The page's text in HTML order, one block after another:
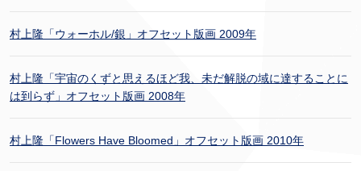
村上隆「ウォーホル/銀」オフセット版画 2009年
村上隆「宇宙のくずと思えるほど我、未だ解脱の域に達することに
は到らず」オフセット版画 2008年
村上隆「Flowers Have Bloomed」オフセット版画 2010年